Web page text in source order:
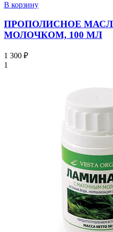
В корзину
ПРОПОЛИСНОЕ
МОЛОЧКОМ, 100 МЛ
1 300 ₽
1